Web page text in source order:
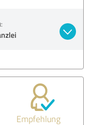
Empfehlung